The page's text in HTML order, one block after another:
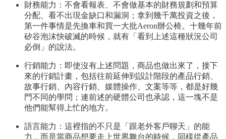
財務能力：不會看報表、不會做基本的財務規劃和預算
分配、看不出現金缺口和漏洞；拿到幾千萬投資之後，
第一件事情是先換車和買一大批Aeron辦公椅。十幾年前
矽谷泡沫快破滅的時候，就有「看到上述這種狀況公司
必倒」的說法。
行銷能力：即使沒有上述問題，商品也做出來了，接下
來的行銷計畫，包括往前延伸到設計階段的產品行銷、
故事行銷、內容行銷、媒體操作、文案等等，都是好幾
門不同的學問；連前述的硬體公司也承認，這一塊不是
他們能幫得上忙的地方。
語言能力：這裡指的不只是「跟老外客戶聊天」的能
力，而是當商品想要走上世界舞台的時候，同樣從產品